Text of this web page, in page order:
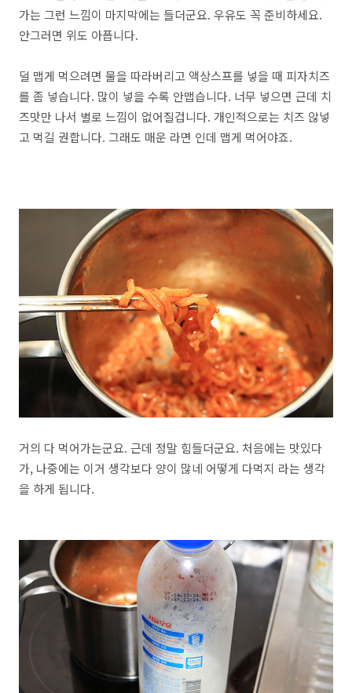
가는 그런 느낌이 마지막에는 들더군요. 우유도 꼭 준비하세요.
안그러면 위도 아픕니다.
덜 맵게 먹으려면 물을 따라버리고 액상스프를 넣을 때 피자치즈
를 좀 넣습니다. 많이 넣을 수록 안맵습니다. 너무 넣으면 근데 치
즈맛만 나서 별로 느낌이 없어질겁니다. 개인적으로는 치즈 않넣
고 먹길 권합니다. 그래도 매운 라면 인데 맵게 먹어야죠.
거의 다 먹어가는군요. 근데 정말 힘들더군요. 처음에는 맛있다
가, 나중에는 이거 생각보다 양이 많네 어떻게 다먹지 라는 생각
을 하게 됩니다.